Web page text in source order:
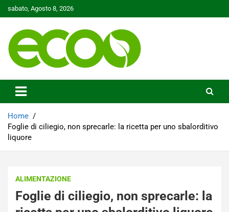
to
sabato, Agosto 8, 2026
Ecoo.it
Home
Foglie di ciliegio, non sprecarle: la ricetta per uno sbalorditivo
liquore
ALIMENTAZIONE
Foglie di ciliegio, non sprecarle: la